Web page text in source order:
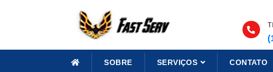
SOBRE SERVIÇOS CONTATO